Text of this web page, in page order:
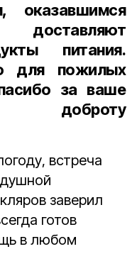
питания.
для пожилых
за ваше
доброту
встреча
заверил
готов
в любом